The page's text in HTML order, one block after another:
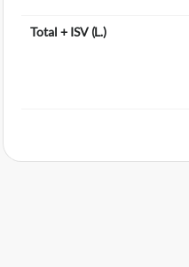
Total + ISV(L.)